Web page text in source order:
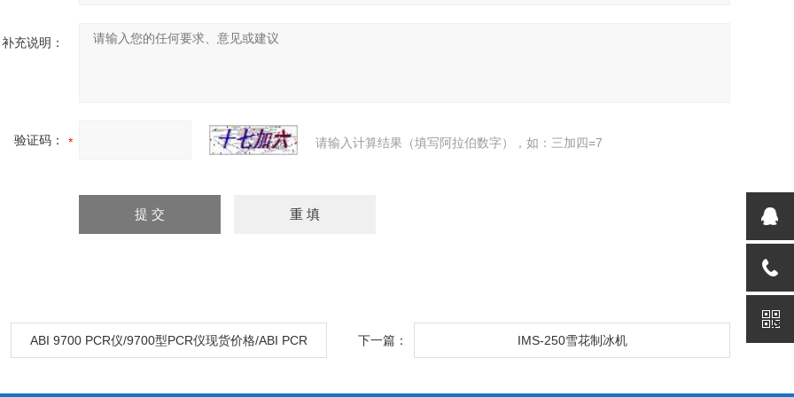
补充说明：
验证码： 请输入计算结果（填写阿拉伯数字），如：三加四=7
ABI 9700 PCR仪/9700型PCR仪现货价格/ABI PCR 下一篇： IMS-250雪花制冰机